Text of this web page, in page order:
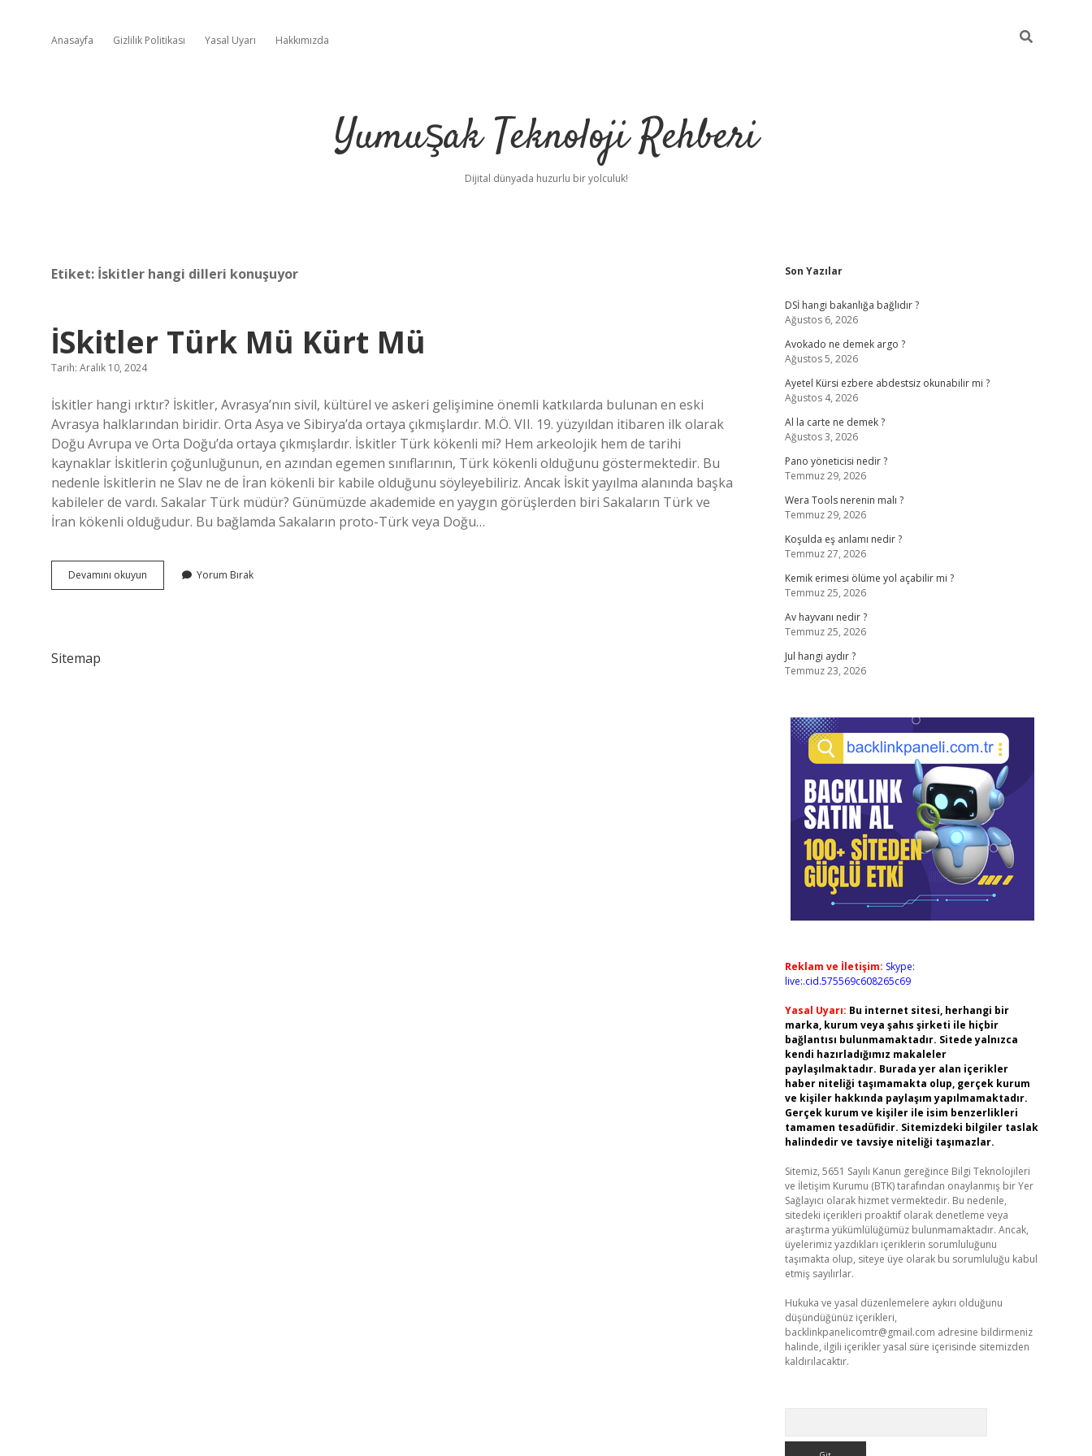
Anasayfa Gizlilik Politikası Yasal Uyarı Hakkımızda
Yumuşak Teknoloji Rehberi
Dijital dünyada huzurlu bir yolculuk!
Etiket: İskitler hangi dilleri konuşuyor
İSkitler Türk Mü Kürt Mü
Tarih: Aralık 10, 2024
İskitler hangi ırktır? İskitler, Avrasya’nın sivil, kültürel ve askeri gelişimine önemli katkılarda bulunan en eski
Avrasya halklarından biridir. Orta Asya ve Sibirya’da ortaya çıkmışlardır. M.Ö. VII. 19. yüzyıldan itibaren ilk olarak
Doğu Avrupa ve Orta Doğu’da ortaya çıkmışlardır. İskitler Türk kökenli mi? Hem arkeolojik hem de tarihi
kaynaklar İskitlerin çoğunluğunun, en azından egemen sınıflarının, Türk kökenli olduğunu göstermektedir. Bu
nedenle İskitlerin ne Slav ne de İran kökenli bir kabile olduğunu söyleyebiliriz. Ancak İskit yayılma alanında başka
kabileler de vardı. Sakalar Türk müdür? Günümüzde akademide en yaygın görüşlerden biri Sakaların Türk ve
İran kökenli olduğudur. Bu bağlamda Sakaların proto-Türk veya Doğu…
Devamını okuyun
Türk
Yorum Bırak
Sitemap
Sidebar
Son Yazılar
DSİ hangi bakanlığa bağlıdır ?
Ağustos 6, 2026
Avokado ne demek argo ?
Ağustos 5, 2026
Ayetel Kürsi ezbere abdestsiz okunabilir mi ?
Ağustos 4, 2026
Al la carte ne demek ?
Ağustos 3, 2026
Pano yöneticisi nedir ?
Temmuz 29, 2026
Wera Tools nerenin malı ?
Temmuz 29, 2026
Koşulda eş anlamı nedir ?
Temmuz 27, 2026
Kemik erimesi ölüme yol açabilir mi ?
Temmuz 25, 2026
Av hayvanı nedir ?
Temmuz 25, 2026
Jul hangi aydır ?
Temmuz 23, 2026
Reklam ve İletişim: Skype:
live:.cid.575569c608265c69
Yasal Uyarı: Bu internet sitesi, herhangi bir
marka, kurum veya şahıs şirketi ile hiçbir
bağlantısı bulunmamaktadır. Sitede yalnızca
kendi hazırladığımız makaleler
paylaşılmaktadır. Burada yer alan içerikler
haber niteliği taşımamakta olup, gerçek kurum
ve kişiler hakkında paylaşım yapılmamaktadır.
Gerçek kurum ve kişiler ile isim benzerlikleri
tamamen tesadüfidir. Sitemizdeki bilgiler taslak
halindedir ve tavsiye niteliği taşımazlar.
Sitemiz, 5651 Sayılı Kanun gereğince Bilgi Teknolojileri
ve İletişim Kurumu (BTK) tarafından onaylanmış bir Yer
Sağlayıcı olarak hizmet vermektedir. Bu nedenle,
sitedeki içerikleri proaktif olarak denetleme veya
araştırma yükümlülüğümüz bulunmamaktadır. Ancak,
üyelerimiz yazdıkları içeriklerin sorumluluğunu
taşımakta olup, siteye üye olarak bu sorumluluğu kabul
etmiş sayılırlar.
Hukuka ve yasal düzenlemelere aykırı olduğunu
düşündüğünüz içerikleri,
backlinkpanelicomtr@gmail.com adresine bildirmeniz
halinde, ilgili içerikler yasal süre içerisinde sitemizden
kaldırılacaktır.